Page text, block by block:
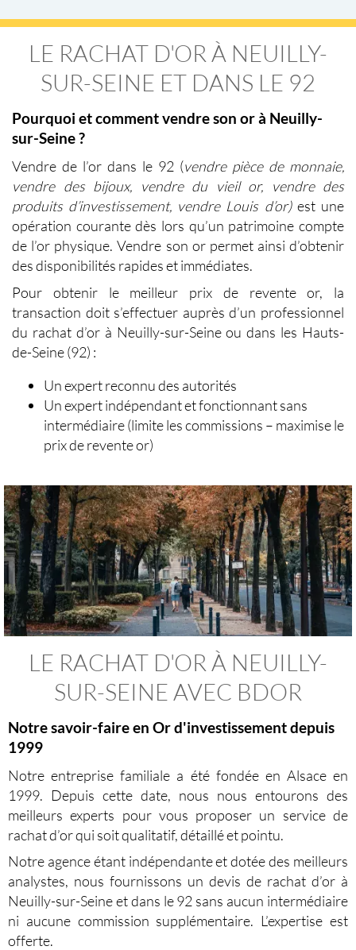
LE RACHAT D'OR À NEUILLY-
SUR-SEINE ET DANS LE 92
Pourquoi et comment vendre son or à Neuilly-
sur-Seine ?
Vendre de l’or dans le 92 (vendre pièce de monnaie,
vendre des bijoux, vendre du vieil or, vendre des
produits d’investissement, vendre Louis d’or) est une
opération courante dès lors qu’un patrimoine compte
de l’or physique.Vendre son orpermet ainsi d’obtenir
des disponibilités rapides et immédiates.
Pour obtenir le meilleur prix de revente or, la
transaction doit s’effectuer auprès d’un professionnel
du rachat d’or à Neuilly-sur-Seineou dans les Hauts-
de-Seine (92) :
Un expert reconnu des autorités
Un expert indépendant et fonctionnant sans
intermédiaire (limite les commissions – maximise le
prix de revente or)
LE RACHAT D'OR À NEUILLY-
SUR-SEINE AVEC BDOR
Notre savoir-faire en Or d'investissement depuis
1999
Notre entreprise familiale a été fondée en Alsace en
1999. Depuis cette date, nous nous entourons des
meilleurs experts pour vous proposer un service de
rachat d’orqui soit qualitatif, détaillé et pointu.
Notre agence étant indépendante et dotée des meilleurs
analystes, nous fournissons un devis de rachat d’or à
Neuilly-sur-Seine et dans le 92 sans aucun intermédiaire
ni aucune commission supplémentaire. L’expertise est
offerte.